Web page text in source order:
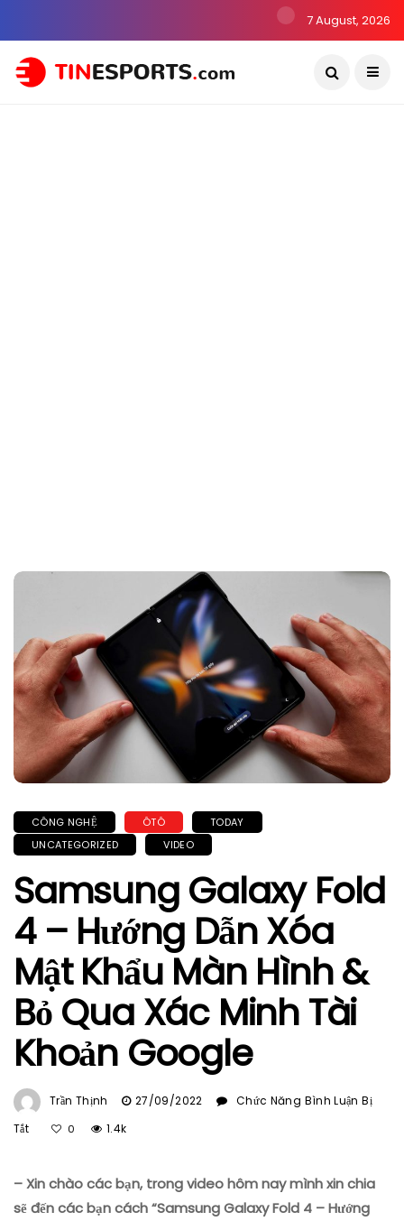
7 August, 2026
CÔNG NGHỆ ÔTÔ
TODAY
UNCATEGORIZED
VIDEO
Samsung Galaxy Fold
4 – Hướng Dẫn Xóa
Mật Khẩu Màn Hình &
Bỏ Qua Xác Minh Tài
Khoản Google
Trần Thịnh 27/09/2022
Chức Năng Bình Luận Bị
Tắt
Fold
4
0 1.4k
– Xin chào các bạn, trong video hôm nay mình xin chia
sẽ đến các bạn cách “Samsung Galaxy Fold 4 – Hướng